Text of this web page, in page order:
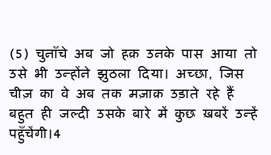
(5) चुनाँचे अब जो हक़ उनके पास आया तो
उसे भी उन्होंने झुठला दिया। अच्छा, जिस
चीज़ का वे अब तक मज़ाक़ उड़ाते रहे हैं
बहुत ही जल्दी उसके बारे में कुछ ख़बरें उन्हें
पहुँचेंगी।4